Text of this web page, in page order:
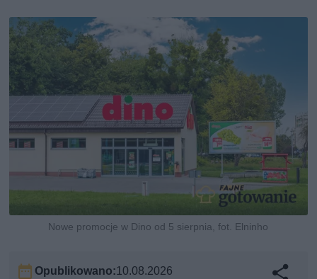
Nowe promocje w Dino od 5 sierpnia, fot. Elninho
Opublikowano:10.08.2026